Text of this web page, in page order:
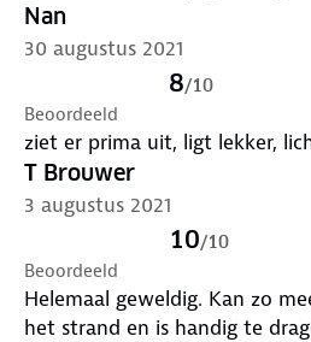
Nan
30 augustus 2021
8/10
Beoordeeld
ziet er prima uit, ligt lekker,
T Brouwer
3 augustus 2021
10/10
Beoordeeld
Helemaal geweldig. Kan zo
het strand en is handig te